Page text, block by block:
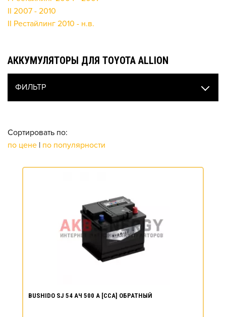
II 2007 - 2010
II Рестайлинг 2010 - н.в.
АККУМУЛЯТОРЫ ДЛЯ TOYOTA ALLION
ФИЛЬТР
Сортировать по:
по цене | по популярности
BUSHIDO SJ 54 АЧ 500 А [CCA] ОБРАТНЫЙ